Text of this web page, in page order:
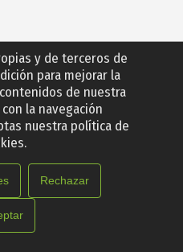
y de terceros de
para mejorar la
de nuestra
la navegación
nuestra política de
Rechazar